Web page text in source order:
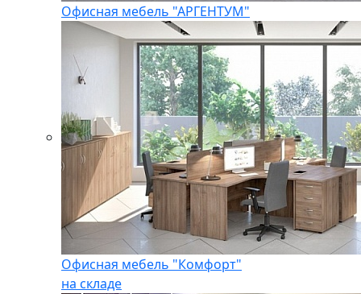
Офисная мебель "АРГЕНТУМ"
Офисная мебель "Комфорт"
на складе